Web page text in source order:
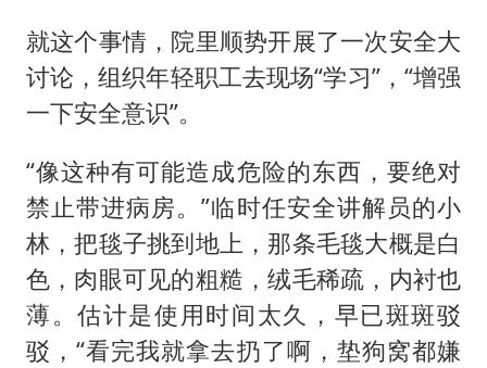
就这个事情，院里顺势开展了一次安全大
讨论，组织年轻职工去现场“学习”，“增强
一下安全意识”。
“像这种有可能造成危险的东西，要绝对
禁止带进病房。”临时任安全讲解员的小
林，把毯子挑到地上，那条毛毯大概是白
色，肉眼可见的粗糙，绒毛稀疏，内衬也
薄。估计是使用时间太久，早已斑斑驳
驳，“看完我就拿去扔了啊，垫狗窝都嫌